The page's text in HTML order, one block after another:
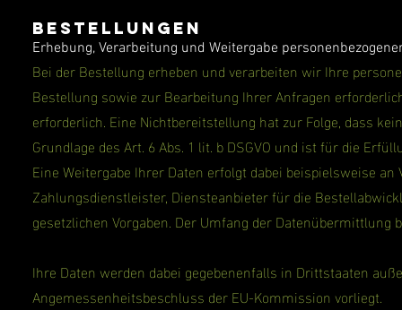
Bestellungen
Erhebung, Verarbeitung und Weitergabe
Bei der Bestellung erheben und verarbeiten wir Ihre
Bestellung sowie zur Bearbeitung Ihrer Anfragen
erforderlich. Eine Nichtbereitstellung hat zur Folge, dass
Grundlage des Art. 6 Abs. 1 lit. b DSGVO und ist für die
Eine Weitergabe Ihrer Daten erfolgt dabei beispielsweise
Zahlungsdienstleister, Diensteanbieter für die
gesetzlichen Vorgaben. Der Umfang der
Ihre Daten werden dabei gegebenenfalls in Drittstaaten
Angemessenheitsbeschluss der EU-Kommission vorliegt.